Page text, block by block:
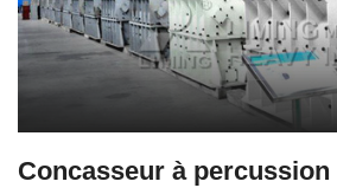
Concasseur à percussion